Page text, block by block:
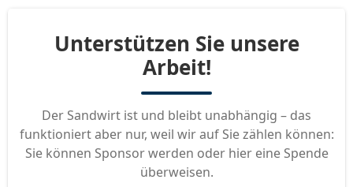
Unterstützen Sie unsere
Arbeit!
Der Sandwirt ist und bleibt unabhängig – das
funktioniert aber nur, weil wir auf Sie zählen können:
Sie können Sponsor werden oder hier eine Spende
überweisen.